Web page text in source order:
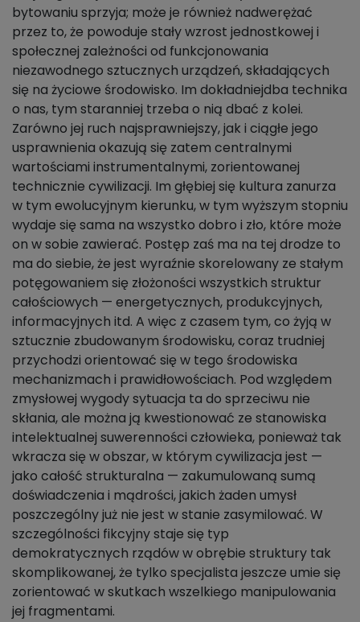
bytowaniu sprzyja; może je również nadwerężać
przez to, że powoduje stały wzrost jednostkowej i
społecznej zależności od funkcjonowania
niezawodnego sztucznych urządzeń, składających
się na życiowe środowisko. Im dokładniejdba technika
o nas, tym staranniej trzeba o nią dbać z kolei.
Zarówno jej ruch najsprawniejszy, jak i ciągłe jego
usprawnienia okazują się zatem centralnymi
wartościami instrumentalnymi, zorientowanej
technicznie cywilizacji. Im głębiej się kultura zanurza
w tym ewolucyjnym kierunku, w tym wyższym stopniu
wydaje się sama na wszystko dobro i zło, które może
on w sobie zawierać. Postęp zaś ma na tej drodze to
ma do siebie, że jest wyraźnie skorelowany ze stałym
potęgowaniem się złożoności wszystkich struktur
całościowych — energetycznych, produkcyjnych,
informacyjnych itd. A więc z czasem tym, co żyją w
sztucznie zbudowanym środowisku, coraz trudniej
przychodzi orientować się w tego środowiska
mechanizmach i prawidłowościach. Pod względem
zmysłowej wygody sytuacja ta do sprzeciwu nie
skłania, ale można ją kwestionować ze stanowiska
intelektualnej suwerenności człowieka, ponieważ tak
wkracza się w obszar, w którym cywilizacja jest —
jako całość strukturalna — zakumulowaną sumą
doświadczenia i mądrości, jakich żaden umysł
poszczególny już nie jest w stanie zasymilować. W
szczególności fikcyjny staje się typ
demokratycznych rządów w obrębie struktury tak
skomplikowanej, że tylko specjalista jeszcze umie się
zorientować w skutkach wszelkiego manipulowania
jej fragmentami.